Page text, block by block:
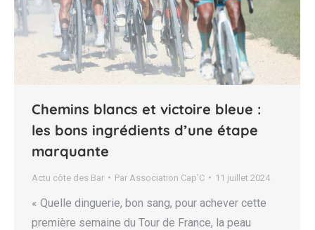
Chemins blancs et victoire bleue :
les bons ingrédients d’une étape
marquante
Actu côte des Bar Par Association Cap'C 11 juillet 2024
« Quelle dinguerie, bon sang, pour achever cette
première semaine du Tour de France, la peau